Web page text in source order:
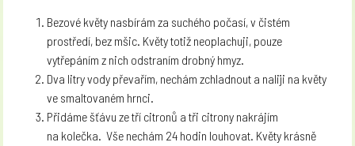
Bezové květy nasbírám za suchého počasí, v čistém
prostředí, bez mšic. Květy totiž neoplachuji, pouze
vytřepáním z nich odstraním drobný hmyz.
Dva litry vody převařím, nechám zchladnout a naliji na květy
ve smaltovaném hrnci.
Přidáme šťávu ze tří citronů a tři citrony nakrájím
na kolečka. Vše nechám 24 hodin louhovat. Květy krásně